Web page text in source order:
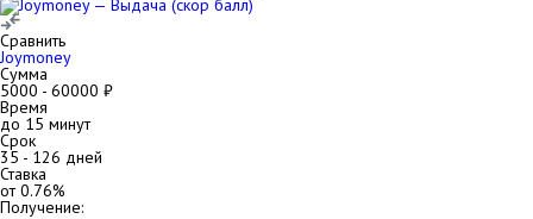
Сравнить
Joymoney
Сумма
5000 - 60000 ₽
Время
до 15 минут
Срок
35 - 126 дней
Ставка
от0.76%
Получение: